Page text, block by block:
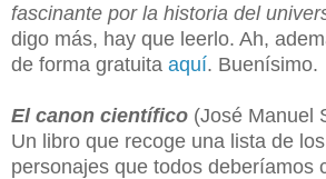
fascinante por la historia del
digo más, hay que leerlo. Ah,
de forma gratuita aquí. Buenísimo.
El canon científico (José Manuel
Un libro que recoge una lista de
personajes que todos deberíamos